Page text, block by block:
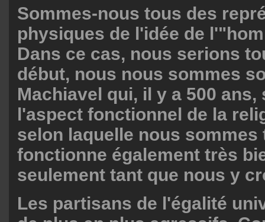
Sommes-nous tous des
physiques de l'idée de
Dans ce cas, nous serions
début, nous nous sommes
Machiavel qui, il y a 500
l'aspect fonctionnel de la
selon laquelle nous
fonctionne également très
seulement tant que nous y
Les partisans de l'égalité